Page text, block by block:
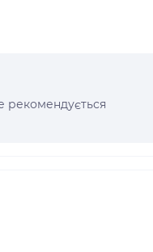
рекомендується